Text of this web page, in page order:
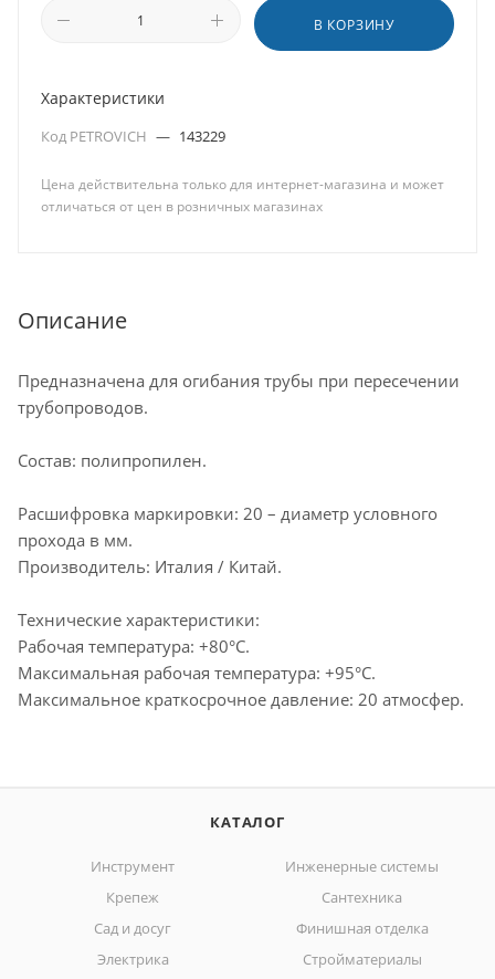
В КОРЗИНУ
Характеристики
Код PETROVICH — 143229
Цена действительна только для интернет-магазина и может
отличаться от цен в розничных магазинах
Описание
Предназначена для огибания трубы при пересечении
трубопроводов.
Состав: полипропилен.
Расшифровка маркировки: 20 – диаметр условного
прохода в мм.
Производитель: Италия / Китай.
Технические характеристики:
Рабочая температура: +80°С.
Максимальная рабочая температура: +95°С.
Максимальное краткосрочное давление: 20 атмосфер.
КАТАЛОГ
Инструмент
Инженерные системы
Крепеж
Сантехника
Сад и досуг
Финишная отделка
Электрика
Стройматериалы